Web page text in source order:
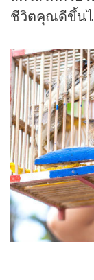
ชีวิตคุณดีขึ้น